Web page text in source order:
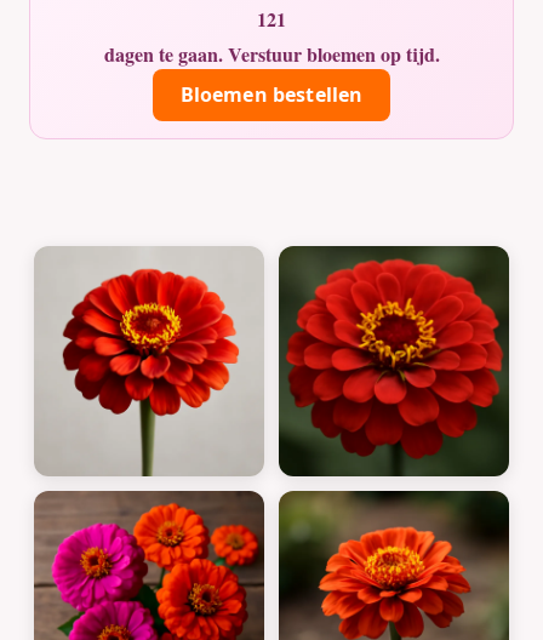
121
dagen te gaan. Verstuur bloemen op tijd.
Bloemen bestellen